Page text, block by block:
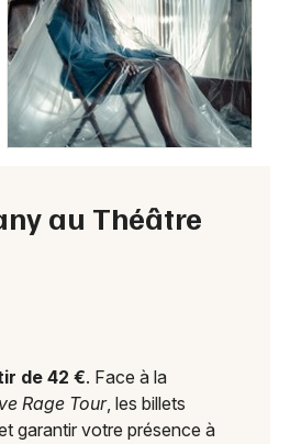
au Théâtre
de 42 €. Face à la
Rage Tour, les billets
garantir votre présence à